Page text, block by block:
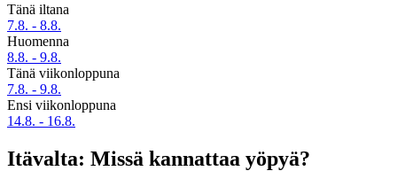
Tänä iltana
7.8. - 8.8.
Huomenna
8.8. - 9.8.
Tänä viikonloppuna
7.8. - 9.8.
Ensi viikonloppuna
14.8. - 16.8.
Itävalta: Missä kannattaa yöpyä?